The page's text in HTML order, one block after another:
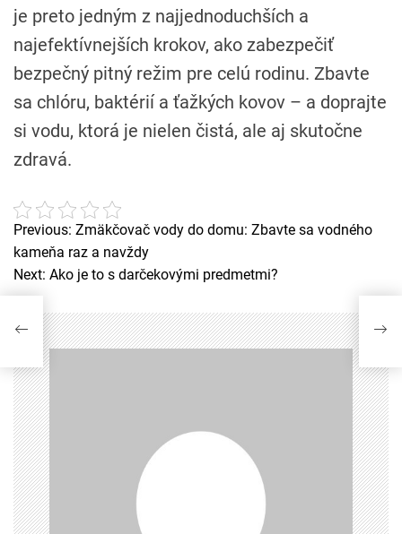
je preto jedným z najjednoduchších a
najefektívnejších krokov, ako zabezpečiť
bezpečný pitný režim pre celú rodinu. Zbavte
sa chlóru, baktérií a ťažkých kovov – a doprajte
si vodu, ktorá je nielen čistá, ale aj skutočne
zdravá.
N
a
v
i
g
a
c
e
p
Previous: Zmäkčovač vody do domu: Zbavte sa vodného
kameňa raz a navždy
Next: Ako je to s darčekovými predmetmi?